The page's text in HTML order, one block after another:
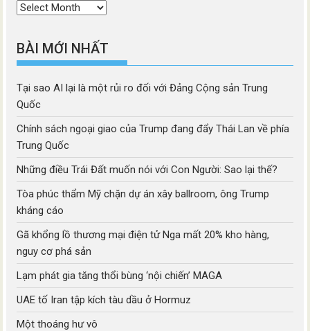
Thời
BÀI MỚI NHẤT
Tại sao AI lại là một rủi ro đối với Đảng Cộng sản Trung
Quốc
Chính sách ngoại giao của Trump đang đẩy Thái Lan về phía
Trung Quốc
Những điều Trái Đất muốn nói với Con Người: Sao lại thế?
Tòa phúc thẩm Mỹ chặn dự án xây ballroom, ông Trump
kháng cáo
Gã khổng lồ thương mại điện tử Nga mất 20% kho hàng,
nguy cơ phá sản
Lạm phát gia tăng thổi bùng ‘nội chiến’ MAGA
UAE tố Iran tập kích tàu dầu ở Hormuz
Một thoáng hư vô